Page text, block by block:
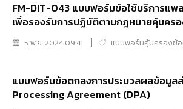
FM-DIT-043 แบบฟอร์มข้อใช้บริการแ
เพื่อรองรับการปฏิบัติตามกฎหมายคุ้มคร
GPPC5 พ.ย. 2024 09:41 แบบฟอร์มคุ้มครองข้
แบบฟอร์มข้อตกลงการประมวลผลข้อมูลส่วน
Processing Agreement (DPA)